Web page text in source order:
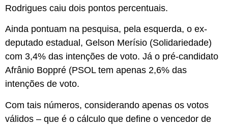
Rodrigues caiu dois pontos percentuais.
Ainda pontuam na pesquisa, pela esquerda, o ex-
deputado estadual, Gelson Merísio (Solidariedade)
com 3,4% das intenções de voto. Já o pré-candidato
Afrânio Boppré (PSOL tem apenas 2,6% das
intenções de voto.
Com tais números, considerando apenas os votos
válidos – que é o cálculo que define o vencedor de